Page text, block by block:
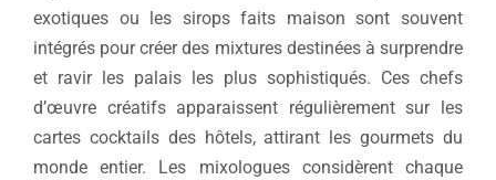
exotiques ou les sirops faits maison sont souvent
intégrés pour créer des mixtures destinées à surprendre
et ravir les palais les plus sophistiqués. Ces chefs
d’œuvre créatifs apparaissent régulièrement sur les
cartes cocktails des hôtels, attirant les gourmets du
monde entier. Les mixologues considèrent chaque